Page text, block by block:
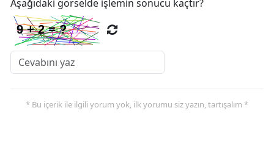
Aşağıdaki görselde işlemin sonucu kaçtır?
* Bu içerik ile ilgili yorum yok, ilk yorumu siz yazın, tartışalım *